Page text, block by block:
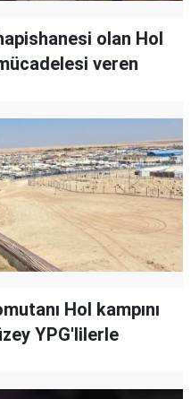
olan Hol
veren
Hol kampını
YPG'lilerle